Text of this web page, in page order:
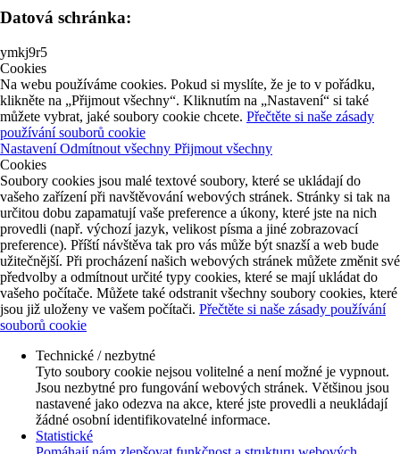
Datová schránka:
ymkj9r5
Cookies
Na webu používáme cookies. Pokud si myslíte, že je to v pořádku,
klikněte na „Přijmout všechny“. Kliknutím na „Nastavení“ si také
můžete vybrat, jaké soubory cookie chcete. Přečtěte si naše zásady
používání souborů cookie
NastaveníOdmítnout všechny Přijmout všechny
Cookies
Soubory cookies jsou malé textové soubory, které se ukládají do
vašeho zařízení při navštěvování webových stránek. Stránky si tak na
určitou dobu zapamatují vaše preference a úkony, které jste na nich
provedli (např. výchozí jazyk, velikost písma a jiné zobrazovací
preference). Příští návštěva tak pro vás může být snazší a web bude
užitečnější. Při procházení našich webových stránek můžete změnit své
předvolby a odmítnout určité typy cookies, které se mají ukládat do
vašeho počítače. Můžete také odstranit všechny soubory cookies, které
jsou již uloženy ve vašem počítači. Přečtěte si naše zásady používání
souborů cookie
Technické / nezbytné
Tyto soubory cookie nejsou volitelné a není možné je vypnout.
Jsou nezbytné pro fungování webových stránek. Většinou jsou
nastavené jako odezva na akce, které jste provedli a neukládají
žádné osobní identifikovatelné informace.
Statistické